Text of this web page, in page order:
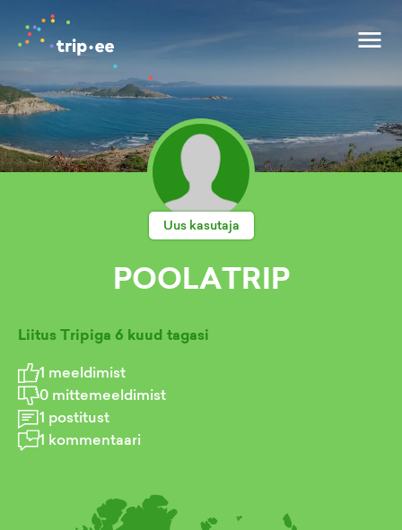
Uus kasutaja
POOLATRIP
Liitus Tripiga 6 kuud tagasi
1 meeldimist
0 mittemeeldimist
1 postitust
1 kommentaari